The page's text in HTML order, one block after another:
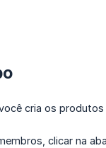
cria os produtos
clicar na aba